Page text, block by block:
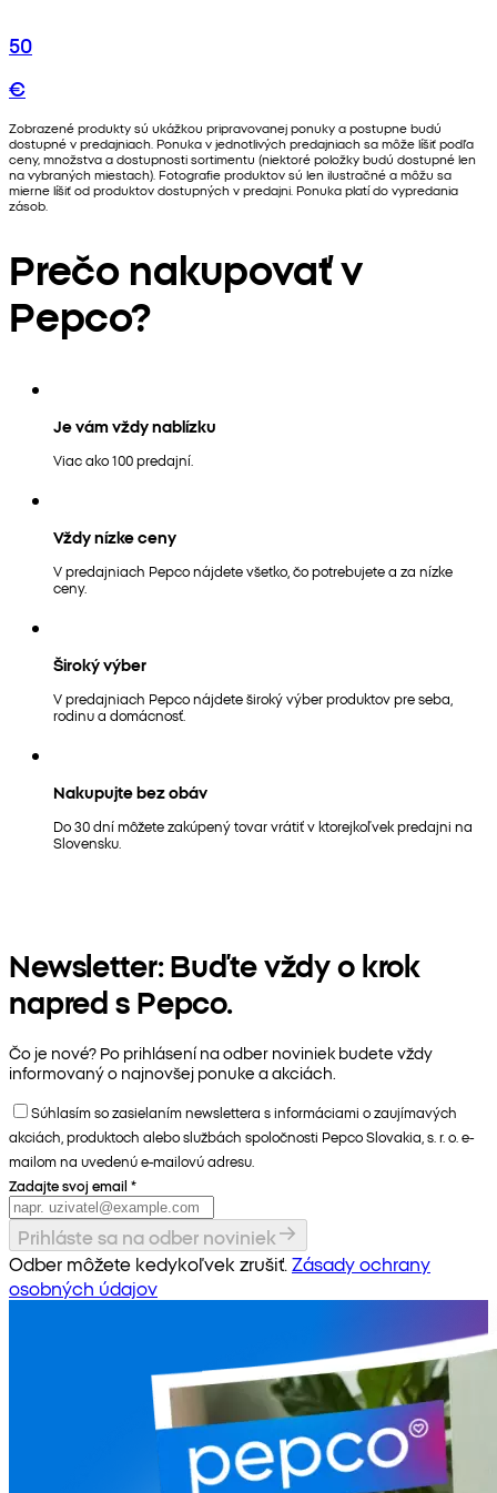
50
€
Zobrazené produkty sú ukážkou pripravovanej ponuky a postupne budú
dostupné v predajniach. Ponuka v jednotlivých predajniach sa môže líšiť podľa
ceny, množstva a dostupnosti sortimentu (niektoré položky budú dostupné len
na vybraných miestach). Fotografie produktov sú len ilustračné a môžu sa
mierne líšiť od produktov dostupných v predajni. Ponuka platí do vypredania
zásob.
Prečo nakupovať v
Pepco?
Je vám vždy nablízku
Viac ako 100 predajní.
Vždy nízke ceny
V predajniach Pepco nájdete všetko, čo potrebujete a za nízke
ceny.
Široký výber
V predajniach Pepco nájdete široký výber produktov pre seba,
rodinu a domácnosť.
Nakupujte bez obáv
Do 30 dní môžete zakúpený tovar vrátiť v ktorejkoľvek predajni na
Slovensku.
Newsletter: Buďte vždy o krok
napred s Pepco.
Čo je nové? Po prihlásení na odber noviniek budete vždy
informovaný o najnovšej ponuke a akciách.
Súhlasím so zasielaním newslettera s informáciami o zaujímavých
akciách, produktoch alebo službách spoločnosti Pepco Slovakia, s. r. o. e-
mailom na uvedenú e-mailovú adresu.
Zadajte svoj email *
Prihláste sa na odber noviniek
Odber môžete kedykoľvek zrušiť.Zásady ochrany
osobných údajov